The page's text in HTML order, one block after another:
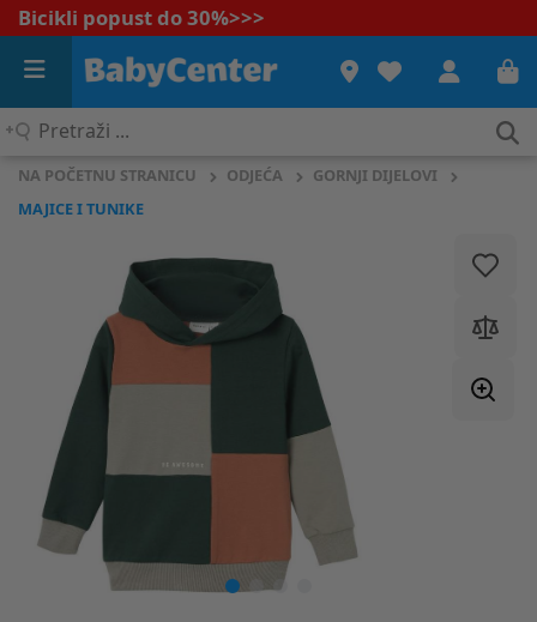
Bicikli popust do 30%>>>
Pretraži
NA POČETNU STRANICU ODJEĆA
GORNJI DIJELOVI
MAJICE I TUNIKE